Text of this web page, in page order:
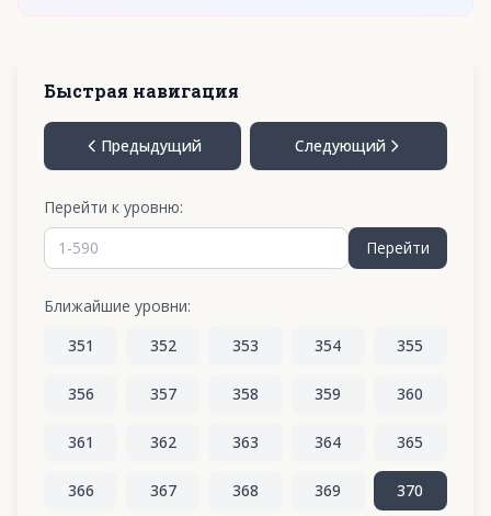
Быстрая навигация
Предыдущий Следующий
Перейти к уровню:
Перейти
Ближайшие уровни:
351
352 353 354 355
356 357 358 359 360
361 362 363 364 365
366 367 368 369 370